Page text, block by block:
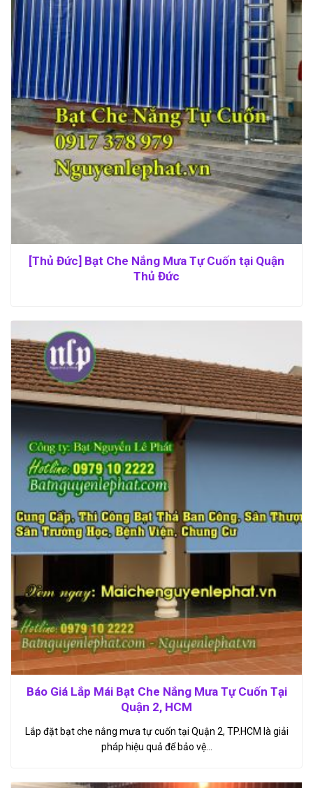
[Thủ Đức] Bạt Che Nắng Mưa Tự Cuốn tại Quận
Thủ Đức
Báo Giá Lắp Mái Bạt Che Nắng Mưa Tự Cuốn Tại
Quận 2, HCM
Lắp đặt bạt che nắng mưa tự cuốn tại Quận 2, TP.HCM là giải
pháp hiệu quả để bảo vệ…